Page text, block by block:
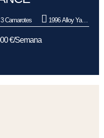
3 Camarotes 1996 Alloy Yachts
€/Semana